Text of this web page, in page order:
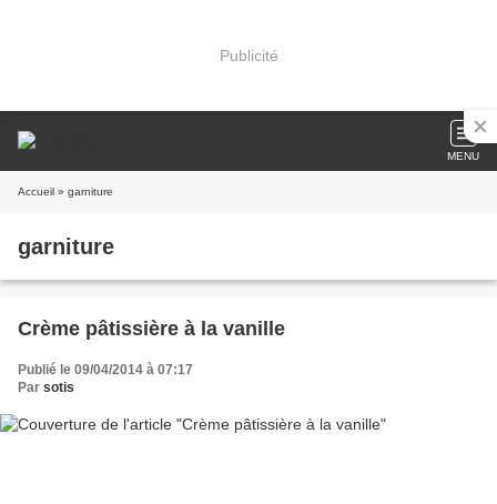
Publicité
MENU
Accueil » garniture
garniture
Crème pâtissière à la vanille
Publié le 09/04/2014 à 07:17
Par sotis